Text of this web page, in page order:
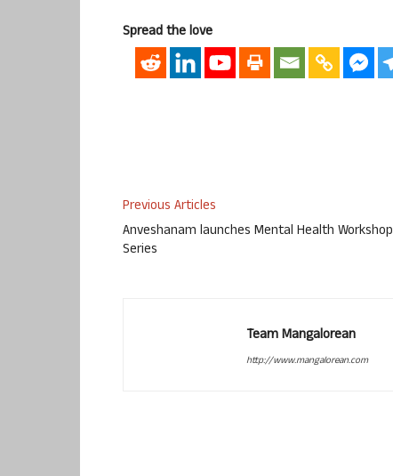
Spread the love
Previous Articles
Anveshanam launches Mental Health Workshop
Series
Team Mangalorean
http://www.mangalorean.com